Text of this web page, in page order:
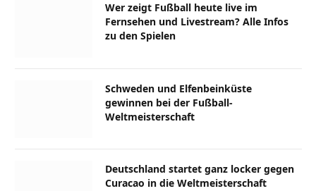
Wer zeigt Fußball heute live im
Fernsehen und Livestream? Alle Infos
zu den Spielen
Schweden und Elfenbeinküste
gewinnen bei der Fußball-
Weltmeisterschaft
Deutschland startet ganz locker gegen
Curacao in die Weltmeisterschaft